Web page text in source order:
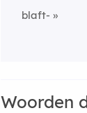
blaft-
Woorden